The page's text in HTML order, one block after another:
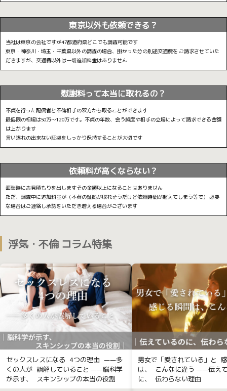
東京以外も依頼できる？
当社は東京の会社ですが47都道府県どこでも調査可能です
東京・神奈川・埼玉・千葉県以外の調査の場合、掛かった分の別途交通費を ご請求させていた
だきますが、交通費以外は一切追加料金はありません
慰謝料って本当に取れるの？
不貞を行った配偶者と不倫相手の双方から取ることができます
最低限の相場は50万〜120万です。不貞の年数、会う頻度や相手の立場によって請求できる金額
は上がります
言い逃れの出来ない証拠をしっかり保持することが大切です
依頼料が高くならない？
面談時にお見積もりを出しますその金額以上になることはありません
ただ、調査中に追加料金が（不貞の証拠が取れそうだけど依頼時間が超えてしまう等で） 必要
な場合はご連絡し承認をいただき増える場合がございます
浮気・不倫 コラム特集
セックスレスになる 4つの理由 ——多
くの人が 誤解していること ——脳科学
が示す、 スキンシップの本当の役割
男女で「愛されている」と
は、 こんなに違う ——伝え
に、 伝わらない理由